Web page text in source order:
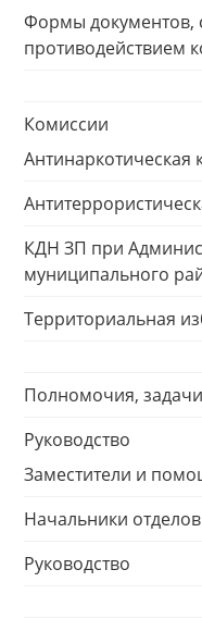
Формы документов,
противодействием
Комиссии
Антинаркотическая
КДН ЗП при
муниципального
Территориальная
Полномочия,
Руководство
Заместители и
Начальники отделов
Руководство